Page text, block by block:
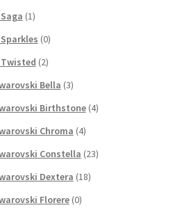
(1)
(0)
(2)
Bella (3)
Birthstone (4)
Chroma (4)
Constella (23)
Dextera (18)
Florere (0)